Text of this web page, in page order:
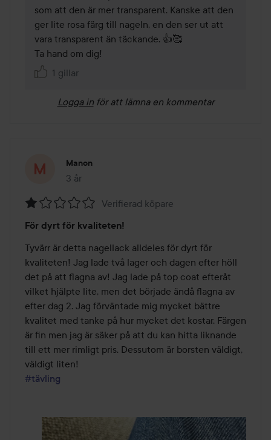
som att den är mer transparent. Kanske att den
ger lite rosa färg till nageln, en den ser ut att
vara transparent än täckande. 👍🥰
1 gillar
Logga in för att lämna en kommentar
Manon
3 år
Inlägget skapades 3 år
1
av
5
Verifierad köpare
För dyrt för kvaliteten!
Tyvärr är detta nagellack alldeles för dyrt för
kvaliteten! Jag lade två lager och dagen efter höll
det på att flagna av! Jag lade på top coat efteråt
vilket hjälpte lite, men det började ändå flagna av
efter dag 2. Jag förväntade mig mycket bättre
kvalitet med tanke på hur mycket det kostar. Färgen
är fin men jag är säker på att du kan hitta liknande
till ett mer rimligt pris. Dessutom är borsten väldigt,
#tävling